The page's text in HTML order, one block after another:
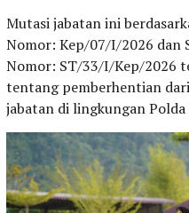
Mutasi jabatan ini
Nomor: Kep/07/I/2026 dan
Nomor: ST/33/I/Kep/2026
tentang pemberhentian
jabatan di lingkungan Polda